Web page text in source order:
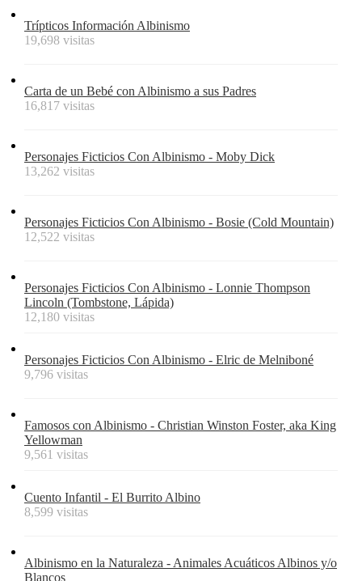
Trípticos Información Albinismo
19,698 visitas
Carta de un Bebé con Albinismo a sus Padres
16,817 visitas
Personajes Ficticios Con Albinismo - Moby Dick
13,262 visitas
Personajes Ficticios Con Albinismo - Bosie (Cold Mountain)
12,522 visitas
Personajes Ficticios Con Albinismo - Lonnie Thompson
Lincoln (Tombstone, Lápida)
12,180 visitas
Personajes Ficticios Con Albinismo - Elric de Melniboné
9,796 visitas
Famosos con Albinismo - Christian Winston Foster, aka King
Yellowman
9,561 visitas
Cuento Infantil - El Burrito Albino
8,599 visitas
Albinismo en la Naturaleza - Animales Acuáticos Albinos y/o
Blancos